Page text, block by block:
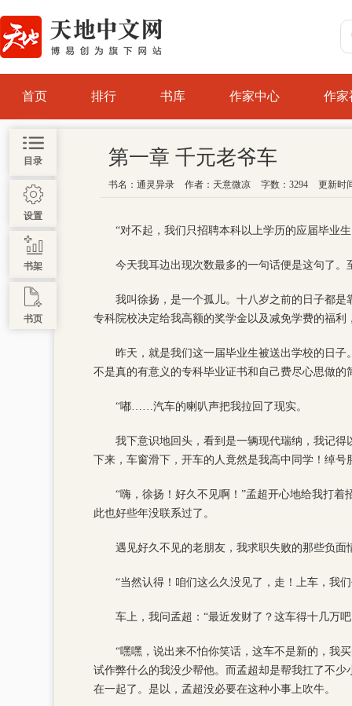
首页 排行 书库 作家中心 作家
目录
设置
书架
书页
第一章 千元老爷车
书名： 通灵异录 作者： 天意微凉 字数：3294 更新时
“对不起，我们只招聘本科以上学历的应届毕业
今天我耳边出现次数最多的一句话便是这句了
我叫徐扬，是一个孤儿。十八岁之前的日子都
专科院校决定给我高额的奖学金以及减免学费的福
昨天，就是我们这一届毕业生被送出学校的日
不是真的有意义的专科毕业证书和自己费尽心思做
“嘟……汽车的喇叭声把我拉回了现实。
我下意识地回头，看到是一辆现代瑞纳，我记
下来，车窗滑下，开车的人竟然是我高中同学！绰号
“嗨，徐扬！好久不见啊！”孟超开心地给我打
此也好些年没联系过了。
遇见好久不见的老朋友，我求职失败的那些负
“当然认得！咱们这么久没见了，走！上车，我
车上，我问孟超：“最近发财了？这车得十几万
“嘿嘿，说出来不怕你笑话，这车不是新的，我
试作弊什么的我没少帮他。而孟超却是帮我扛了不
在一起了。是以，孟超没必要在这种小事上吹牛。